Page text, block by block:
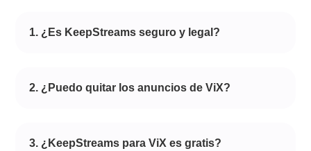
1. ¿Es KeepStreams seguro y legal?
2. ¿Puedo quitar los anuncios de ViX?
3. ¿KeepStreams para ViX es gratis?